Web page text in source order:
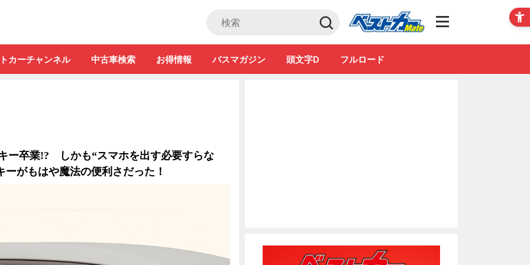
Club
カーチャンネル 中古車検索 お得情報 バスマガジン 頭文字D フルロード
ー卒業!? しかも“スマホを出す必要すらな
がもはや魔法の便利さだった！